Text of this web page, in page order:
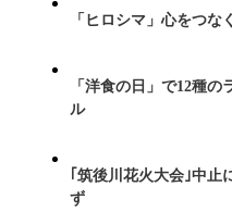
「ヒロシマ」心をつ
「洋食の日」で12種
ル
｢筑後川花火大会｣中
ず